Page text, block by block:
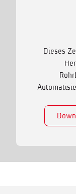
Dieses